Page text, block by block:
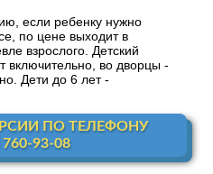
+теплоход
+ храм Маяк
ветров
Дата
/ Дни недели
если ребенку нужно
по цене выходит в
взрослого. Детский
включительно, во дворцы -
Дети до 6 лет -
ПО ТЕЛЕФОНУ
760-93-08